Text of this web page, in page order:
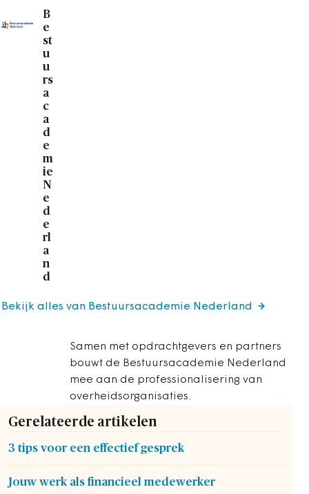
B
e
st
u
u
rs
a
c
a
d
e
m
ie
N
e
d
e
rl
a
n
d
Samen met opdrachtgevers en partners
bouwt de Bestuursacademie Nederland
mee aan de professionalisering van
overheidsorganisaties.
Bekijk alles van Bestuursacademie Nederland
Gerelateerde artikelen
3 tips voor een effectief gesprek
Jouw werk als financieel medewerker